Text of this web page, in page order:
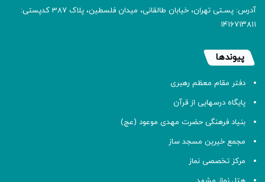
آدرس: پسـتی تهران، خیابان طالقانی، میدان فلسطین، پلاک 387 کدپستی:
۱۴۱۶۷۱۳۸۱۱
پیوندها
دفتر مقام معظم رهبری
پایگاه درسهایی از قرآن
بنیاد فرهنگی حضرت مهدی موعود (عج)
مجمع خیرین مسجد ساز
مرکز تخصصی نماز